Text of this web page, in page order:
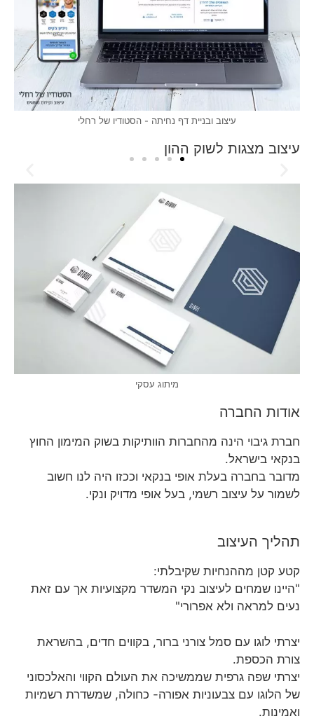
אודות החברה
חברת גיבוי הינה מהחברות הוותיקות בשוק המימון החוץ
בנקאי בישראל.
מדובר בחברה בעלת אופי בנקאי וככזו היה לנו חשוב
לשמור על עיצוב רשמי, בעל אופי מדויק ונקי.
תהליך העיצוב
קטע קטן מההנחיות שקיבלתי:
"היינו שמחים לעיצוב נקי המשדר מקצועיות אך עם זאת
נעים למראה ולא אפרורי"
יצרתי לוגו עם סמל צורני ברור, בקווים חדים, בהשראת
צורת הכספת.
יצרתי שפה גרפית שממשיכה את העולם הקווי והאלכסוני
של הלוגו עם צבעוניות אפורה- כחולה, שמשדרת רשמיות
ואמינות.
עיצוב ובניית דף נחיתה - הסטודיו של רחלי
עיצוב מצגות לשוק ההון
מיתוג עסקי